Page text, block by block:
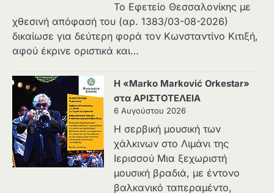
Το Εφετείο Θεσσαλονίκης με
χθεσινή απόφασή του (αρ. 1383/03-08-2026)
δικαίωσε για δεύτερη φορά τον Κωνσταντίνο Κιτιξή,
αφού έκρινε οριστικά και…
Η «Marko Marković Orkestar»
στα ΑΡΙΣΤΟΤΕΛΕΙΑ
6 Αυγούστου 2026
Η σερβική μουσική των
χάλκινων στο Λιμάνι της
Ιερισσού Μια ξεχωριστή
μουσική βραδιά, με έντονο
βαλκανικό ταπεραμέντο,